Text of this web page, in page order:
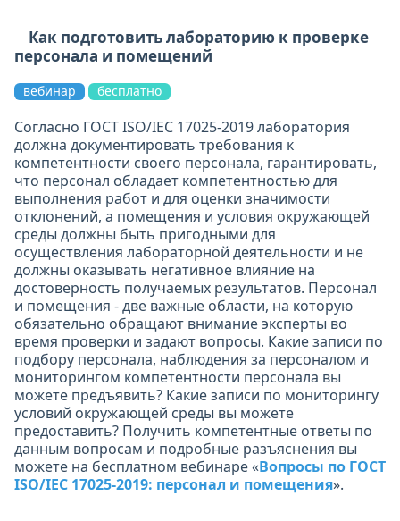
Как подготовить лабораторию к проверке
персонала и помещений
вебинар бесплатно
Согласно ГОСТ ISO/IEC 17025-2019 лаборатория
должна документировать требования к
компетентности своего персонала, гарантировать,
что персонал обладает компетентностью для
выполнения работ и для оценки значимости
отклонений, а помещения и условия окружающей
среды должны быть пригодными для
осуществления лабораторной деятельности и не
должны оказывать негативное влияние на
достоверность получаемых результатов. Персонал
и помещения - две важные области, на которую
обязательно обращают внимание эксперты во
время проверки и задают вопросы. Какие записи по
подбору персонала, наблюдения за персоналом и
мониторингом компетентности персонала вы
можете предъявить? Какие записи по мониторингу
условий окружающей среды вы можете
предоставить? Получить компетентные ответы по
данным вопросам и подробные разъяснения вы
можете на бесплатном вебинаре «Вопросы по ГОСТ
ISO/IEC 17025-2019: персонал и помещения».